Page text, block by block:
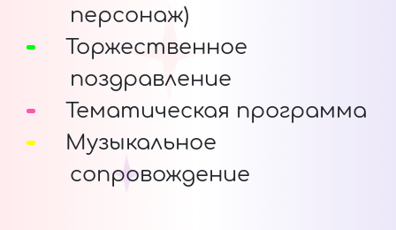
персонаж)
Торжественное
поздравление
Тематическая программа
Музыкальное
сопровождение